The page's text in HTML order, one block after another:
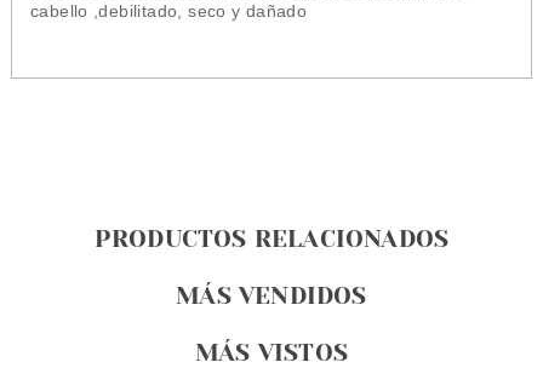
cabello ,debilitado, seco y dañado
PRODUCTOS RELACIONADOS
MÁS VENDIDOS
MÁS VISTOS